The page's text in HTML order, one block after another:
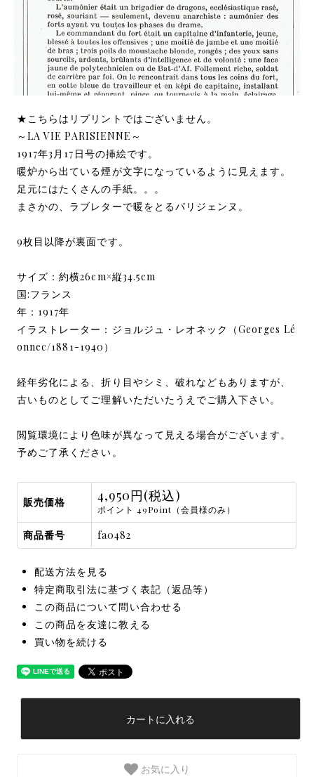
★こちらはリプリントではございません。
～LA VIE PARISIENNE～
1917年3月17日号の挿絵です。
暖炉から出ている煙が文字になっているように見えます。
足元にはたくさんの手紙。。。
まさかの、ラブレターで暖をとるパリジェンヌ。
9枚目以降が裏面です。
サイズ：約横26cm×縦34.5cm
国:フランス
年：1917年
イラストレーター：ジョルジュ・レオネック（Georges Lé
onnec/1881-1940）
経年劣化による、折り目やシミ、破れなどもありますが、
古いものとしてご理解いただいたうえでご購入下さい。
閲覧環境により色味が異なって見える場合がございます。
予めご了承ください。
販売価格 4,950円(税込)
ポイント 49Point（会員様のみ）
商品番号 fa0482
配送方法を見る
特定商取引法に基づく表記（返品等）
この商品について問い合わせる
この商品を友達に教える
買い物を続ける
カートに入れる
お気に入り